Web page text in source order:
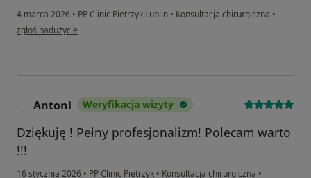
4 marca 2026 • PP Clinic Pietrzyk Lublin • Konsultacja chirurgiczna •
w opinii użytkownika KP
zgłoś nadużycie
Antoni Weryfikacja wizyty
Dziękuję ! Pełny profesjonalizm! Polecam warto
!!!
16 stycznia 2026 • PP Clinic Pietrzyk • Konsultacja chirurgiczna •